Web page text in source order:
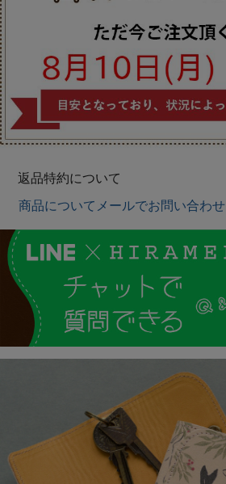
返品特約について
商品についてメールでお問い合わせ